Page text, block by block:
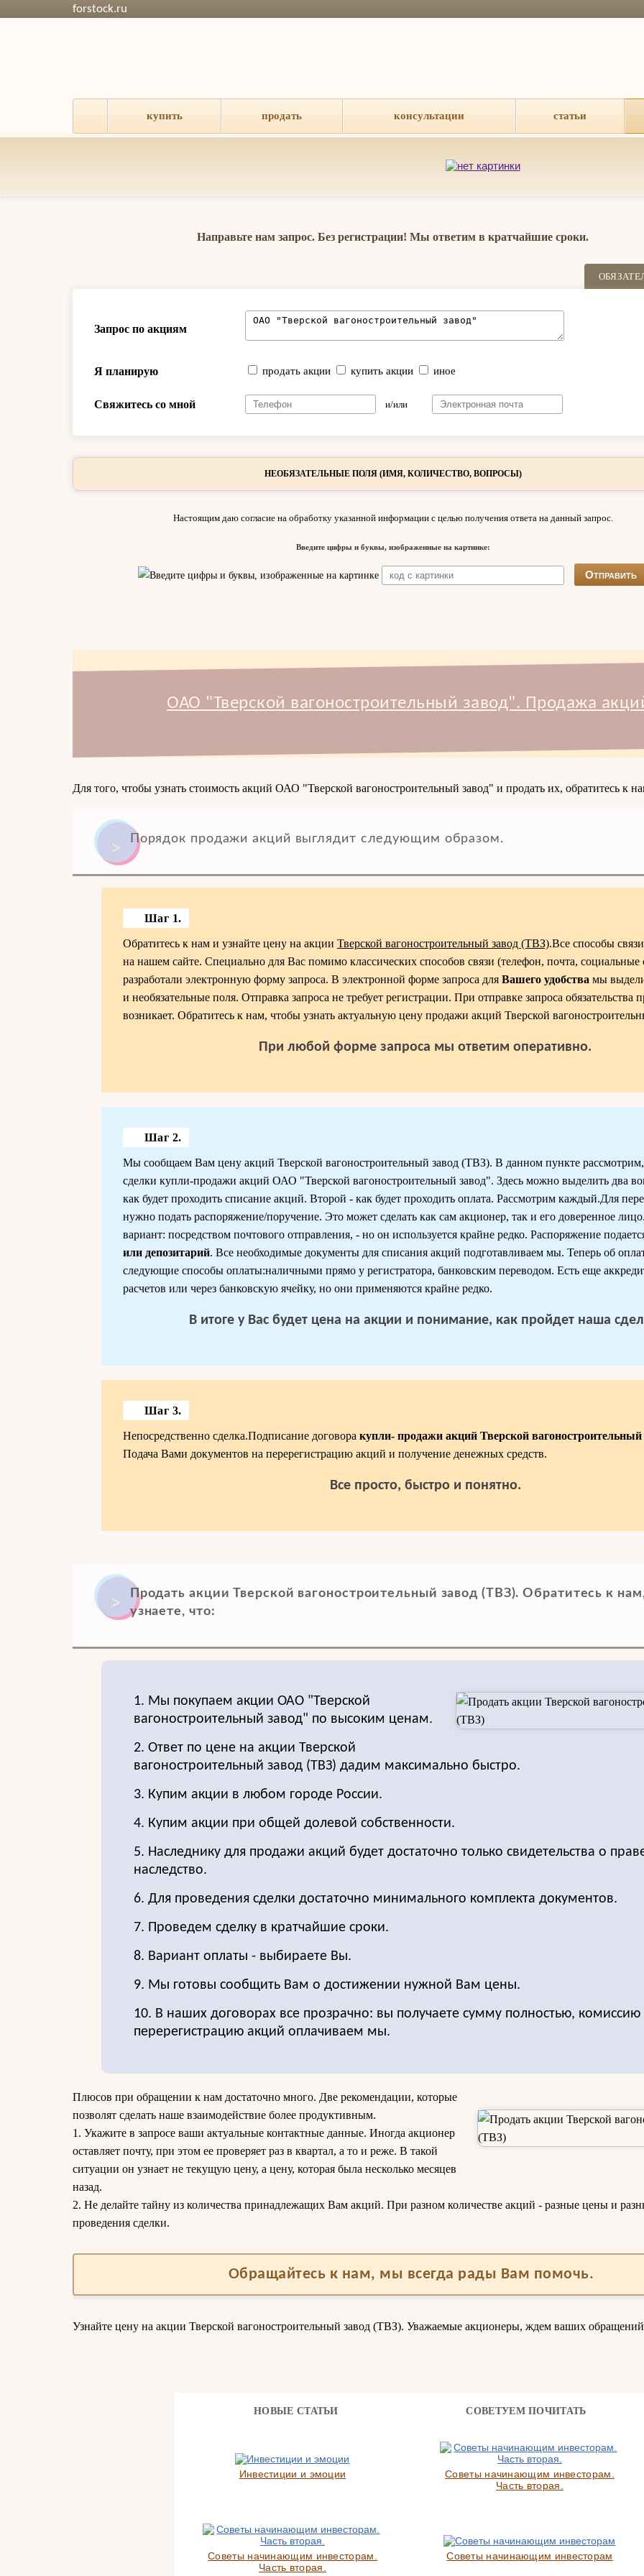
forstock.ru
купить продать консультации статьи
Направьте нам запрос. Без регистрации! Мы ответим в кратчайшие сроки.
Запрос по акциям
Я планирую продать акции купить акции иное
Свяжитесь со мной и/или
НЕОБЯЗАТЕЛЬНЫЕ ПОЛЯ (ИМЯ, КОЛИЧЕСТВО, ВОПРОСЫ)
Настоящим даю согласие на обработку указанной информации с целью получения ответа на данный запрос.
Введите цифры и буквы, изображенные на картинке:
ОАО "Тверской вагоностроительный завод". Продажа
Для того, чтобы узнать стоимость акций ОАО "Тверской вагоностроительный завод" и продать их, обратитесь к
Порядок продажи акций выглядит следующим образом.
Шаг 1.
Обратитесь к нам и узнайте цену на акции Тверской вагоностроительный завод (ТВЗ).Все способы
на нашем сайте. Специально для Вас помимо классических способов связи (телефон, почта,
разработали электронную форму запроса. В электронной форме запроса для Вашего удобства мы
и необязательные поля. Отправка запроса не требует регистрации. При отправке запроса обязательства
возникает. Обратитесь к нам, чтобы узнать актуальную цену продажи акций Тверской
При любой форме запроса мы ответим оперативно.
Шаг 2.
Мы сообщаем Вам цену акций Тверской вагоностроительный завод (ТВЗ). В данном пункте рассмотрим,
сделки купли-продажи акций ОАО "Тверской вагоностроительный завод". Здесь можно выделить два
как будет проходить списание акций. Второй - как будет проходить оплата. Рассмотрим каждый.Для
нужно подать распоряжение/поручение. Это может сделать как сам акционер, так и его доверенное
вариант: посредством почтового отправления, - но он используется крайне редко. Распоряжение
или депозитарий. Все необходимые документы для списания акций подготавливаем мы. Теперь об
следующие способы оплаты:наличными прямо у регистратора, банковским переводом. Есть еще
расчетов или через банковскую ячейку, но они применяются крайне редко.
В итоге у Вас будет цена на акции и понимание, как пройдет наша
Шаг 3.
Непосредственно сделка.Подписание договора купли- продажи акций Тверской
Подача Вами документов на перерегистрацию акций и получение денежных средств.
Все просто, быстро и понятно.
Продать акции Тверской вагоностроительный завод (ТВЗ). Обратитесь к
узнаете, что:
1. Мы покупаем акции ОАО "Тверской
вагоностроительный завод" по высоким ценам.
2. Ответ по цене на акции Тверской
вагоностроительный завод (ТВЗ) дадим максимально быстро.
3. Купим акции в любом городе России.
4. Купим акции при общей долевой собственности.
5. Наследнику для продажи акций будет достаточно только свидетельства о
наследство.
6. Для проведения сделки достаточно минимального комплекта документов.
7. Проведем сделку в кратчайшие сроки.
8. Вариант оплаты - выбираете Вы.
9. Мы готовы сообщить Вам о достижении нужной Вам цены.
10. В наших договорах все прозрачно: вы получаете сумму полностью, комиссию
перерегистрацию акций оплачиваем мы.
Плюсов при обращении к нам достаточно много. Две рекомендации, которые
позволят сделать наше взаимодействие более продуктивным.
1. Укажите в запросе ваши актуальные контактные данные. Иногда акционер
оставляет почту, при этом ее проверяет раз в квартал, а то и реже. В такой
ситуации он узнает не текущую цену, а цену, которая была несколько месяцев
назад.
2. Не делайте тайну из количества принадлежащих Вам акций. При разном количестве акций - разные цены и
проведения сделки.
Обращайтесь к нам, мы всегда рады Вам помочь.
Узнайте цену на акции Тверской вагоностроительный завод (ТВЗ). Уважаемые акционеры, ждем ваших
НОВЫЕ СТАТЬИ СОВЕТУЕМ ПОЧИТАТЬ
Инвестиции и эмоции
Советы начинающим инвесторам.
Часть вторая.
Советы начинающим инвесторам.
Часть вторая.
Советы начинающим инвесторам